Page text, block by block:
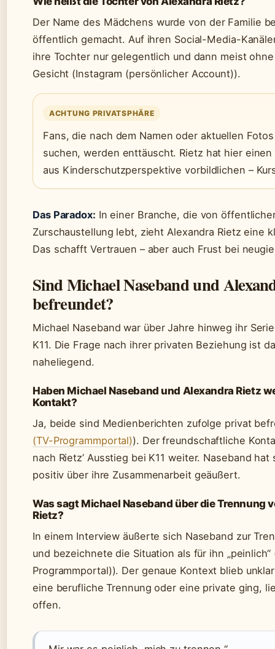
Der Name des Mädchens wurde von der Familie
öffentlich gemacht. Auf ihren Social-Media-
ihre Tochter nur gelegentlich und dann meist
Gesicht (Instagram (persönlicher Account)).
ACHTUNG PRIVATSPHÄRE
Fans, die nach dem Namen oder aktuellen
suchen, werden enttäuscht. Rietz hat hier einen
aus Kinderschutzperspektive vorbildlichen –
Das Paradox: In einer Branche, die von
Zurschaustellung lebt, zieht Alexandra Rietz eine
Das schafft Vertrauen – aber auch Frust bei
Sind Michael Naseband und
befreundet?
Michael Naseband war über Jahre hinweg ihr
K11. Die Frage nach ihrer privaten Beziehung ist
naheliegend.
Haben Michael Naseband und Alexandra Rietz
Kontakt?
Ja, beide sind Medienberichten zufolge privat
(TV-Programmportal)). Der freundschaftliche
nach Rietz’ Ausstieg bei K11 weiter. Naseband
positiv über ihre Zusammenarbeit geäußert.
Was sagt Michael Naseband über die Trennung
Rietz?
In einem Interview äußerte sich Naseband zur
und bezeichnete die Situation als für ihn „peinlich“
Programmportal)). Der genaue Kontext blieb
eine berufliche Trennung oder eine private ging,
offen.